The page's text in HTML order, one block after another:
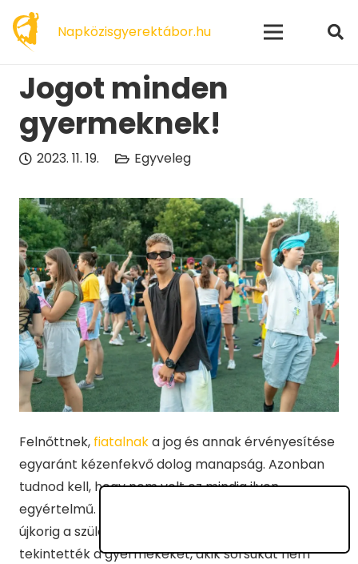
Napközisgyerektábor.hu
Jogot minden
gyermeknek!
2023. 11. 19. Egyveleg
Felnőttnek, fiatalnaka jog és annak érvényesítése
egyaránt kézenfekvő dolog manapság. Azonban
tudnod kell, hogy nem volt ez mindig ilyen
egyértelmű. A történelem kezdetétől egészen az
újkorig a szüleik, elsősorban apjuk tulajdonának
tekintették a gyermekeket, akik sorsukat nem